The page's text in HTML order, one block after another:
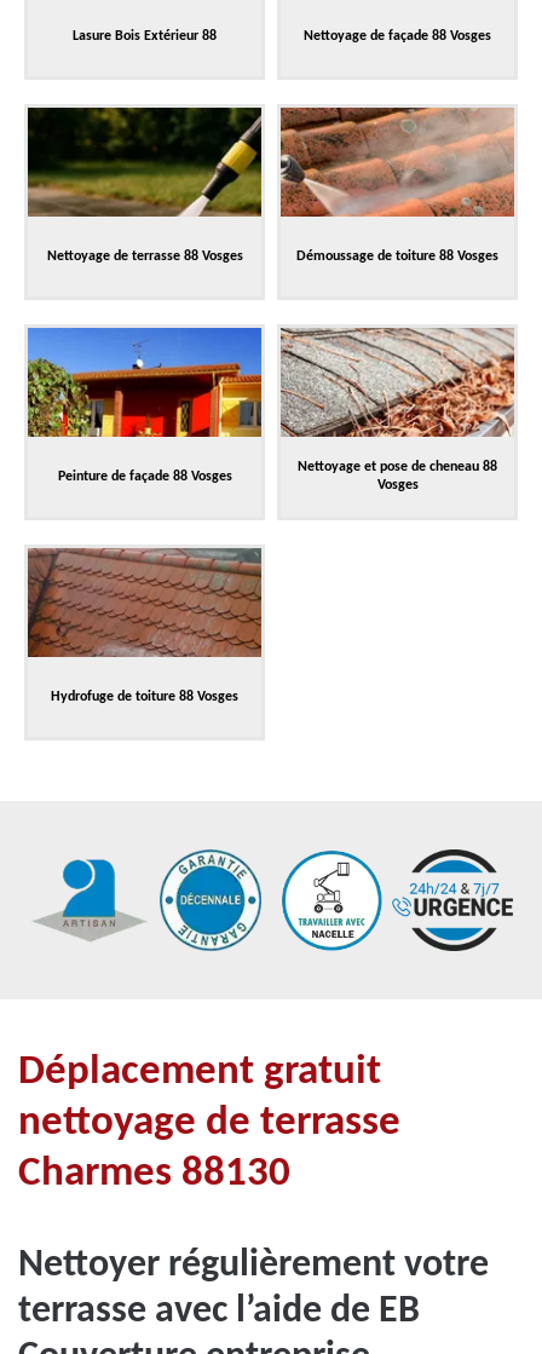
Lasure Bois Extérieur 88 Nettoyage de façade 88 Vosges
Nettoyage de terrasse 88 Vosges Démoussage de toiture 88 Vosges
Peinture de façade 88 Vosges
Nettoyage et pose de cheneau 88
Vosges
Hydrofuge de toiture 88 Vosges
Déplacement gratuit
nettoyage de terrasse
Charmes 88130
Nettoyer régulièrement votre
terrasse avec l’aide de EB